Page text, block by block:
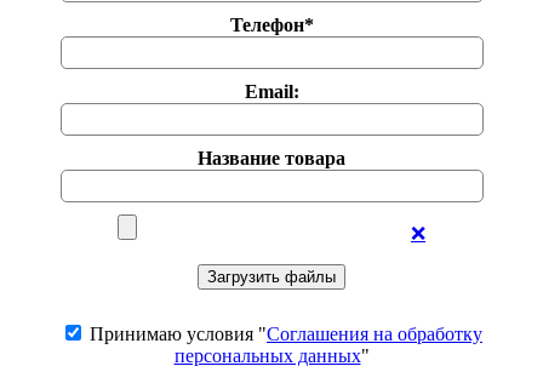
Телефон*
Email:
Название товара
❌
Принимаю условия "Соглашения на обработку
персональных данных"